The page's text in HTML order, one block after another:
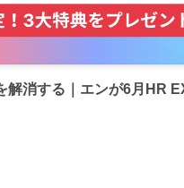
解消する｜エンが6月HR